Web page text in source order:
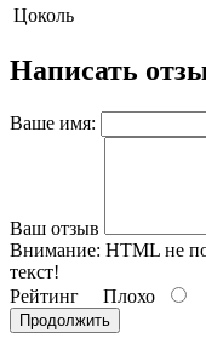
Цоколь
Написать
Ваше имя:
Ваш отзыв
Внимание: HTML не
текст!
Рейтинг Плохо
Продолжить